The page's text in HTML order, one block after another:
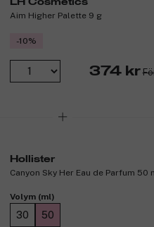
LH Cosmetics
Aim Higher Palette 9 g
-10%
374 kr
Hollister
Canyon Sky Her Eau de Parfum 50
Volym (ml)
30 50